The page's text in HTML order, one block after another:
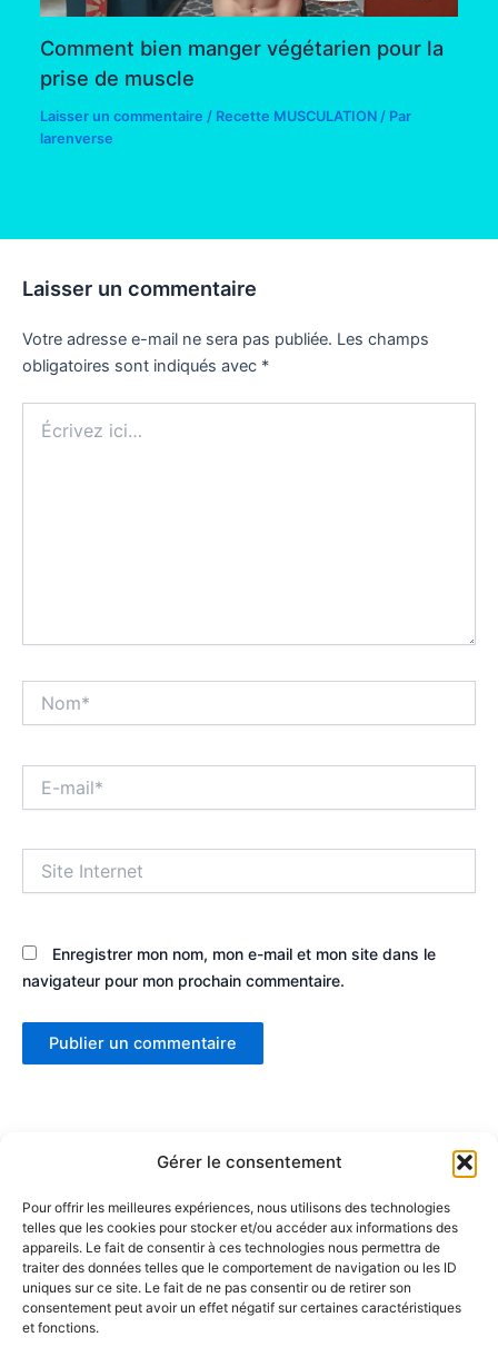
Gérer le consentement
Pour offrir les meilleures expériences, nous utilisons des technologies
telles que les cookies pour stocker et/ou accéder aux informations des
appareils. Le fait de consentir à ces technologies nous permettra de
traiter des données telles que le comportement de navigation ou les ID
uniques sur ce site. Le fait de ne pas consentir ou de retirer son
consentement peut avoir un effet négatif sur certaines caractéristiques
et fonctions.
Comment bien manger végétarien pour la
prise de muscle
Laisser un commentaire / Recette MUSCULATION / Par
larenverse
Laisser un commentaire
Votre adresse e-mail ne sera pas publiée. Les champs
obligatoires sont indiqués avec *
ici…
mail*
Internet
Enregistrer mon nom, mon e-mail et mon site dans le
navigateur pour mon prochain commentaire.
Partenaires :
LaMaisonDuDonut
LaBelleBiere